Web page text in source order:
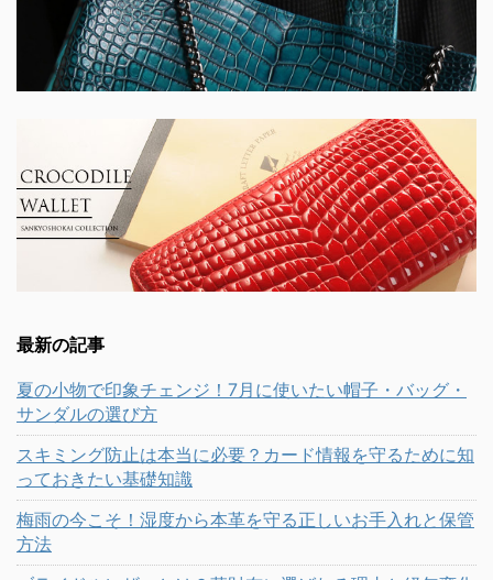
最新の記事
夏の小物で印象チェンジ！7月に使いたい帽子・バッグ・
サンダルの選び方
スキミング防止は本当に必要？カード情報を守るために知
っておきたい基礎知識
梅雨の今こそ！湿度から本革を守る正しいお手入れと保管
方法